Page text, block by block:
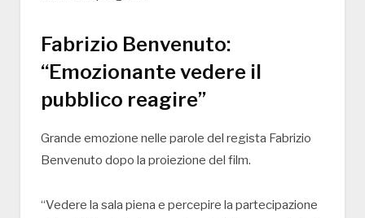
Fabrizio Benvenuto:
“Emozionante vedere il
pubblico reagire”
Grande emozione nelle parole del regista Fabrizio
Benvenuto dopo la proiezione del film.
“Vedere la sala piena e percepire la partecipazione